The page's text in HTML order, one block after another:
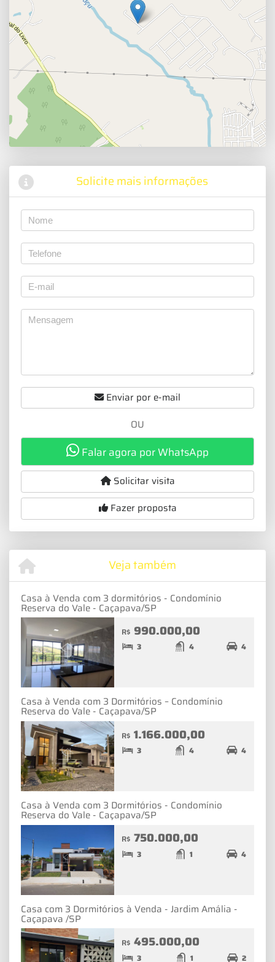
Solicite mais informações
Enviar por e-mail
OU
Falar agora por WhatsApp
Solicitar visita
Fazer proposta
Veja também
Casa à Venda com 3 dormitórios - Condomínio
Reserva do Vale - Caçapava/SP
R$ 990.000,00
3 4 4
Casa à Venda com 3 Dormitórios – Condomínio
Reserva do Vale - Caçapava/SP
R$ 1.166.000,00
3 4 4
Casa à Venda com 3 Dormitórios - Condomínio
Reserva do Vale - Caçapava/SP
R$ 750.000,00
3 1 4
Casa com 3 Dormitórios à Venda - Jardim Amália -
Caçapava /SP
R$ 495.000,00
3 1 2